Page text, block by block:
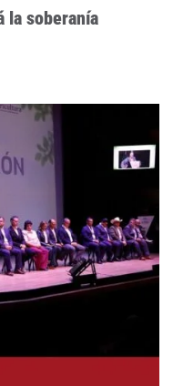
la soberanía